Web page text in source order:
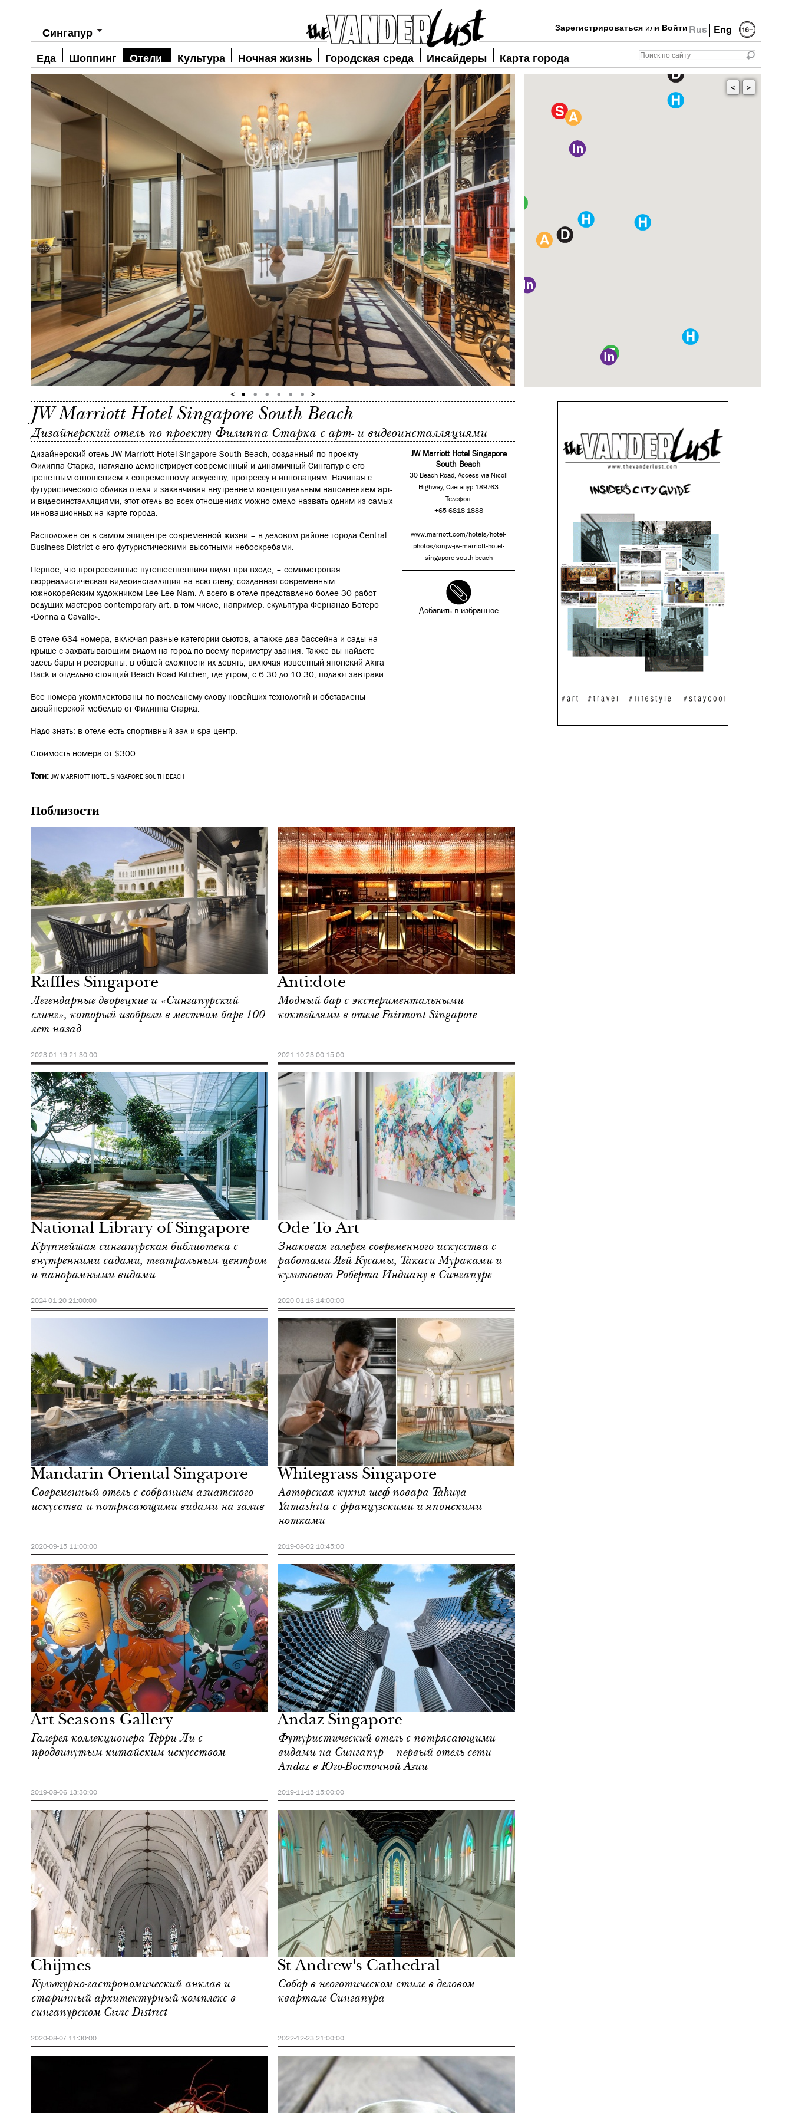
Rus Eng
Зарегистрироваться или Войти
Сингапур
Еда Шоппинг Отели Культура Ночная жизнь Городская среда Инсайдеры Карта города
< >
JW Marriott Hotel Singapore South Beach
Дизайнерский отель по проекту Филиппа Старка с арт- и видеоинсталляциями
JW Marriott Hotel Singapore
South Beach
30 Beach Road, Access via Nicoll
Highway, Сингапур 189763
Телефон:
+65 6818 1888
www.marriott.com/hotels/hotel-
photos/sinjw-jw-marriott-hotel-
singapore-south-beach
Добавить в избранное
Дизайнерский отель JW Marriott Hotel Singapore South Beach, созданный по проекту
Филиппа Старка, наглядно демонстрирует современный и динамичный Сингапур с его
трепетным отношением к современному искусству, прогрессу и инновациям. Начиная с
футуристического облика отеля и заканчивая внутреннем концептуальным наполнением арт-
и видеоинсталляциями, этот отель во всех отношениях можно смело назвать одним из самых
инновационных на карте города.
Расположен он в самом эпицентре современной жизни – в деловом районе города Central
Business District с его футуристическими высотными небоскребами.
Первое, что прогрессивные путешественники видят при входе, – семиметровая
сюрреалистическая видеоинсталляция на всю стену, созданная современным
южнокорейским художником Lee Lee Nam. А всего в отеле представлено более 30 работ
ведущих мастеров contemporary art, в том числе, например, скульптура Фернандо Ботеро
«Donna a Cavallo».
В отеле 634 номера, включая разные категории сьютов, а также два бассейна и сады на
крыше с захватывающим видом на город по всему периметру здания. Также вы найдете
здесь бары и рестораны, в общей сложности их девять, включая известный японский Akira
Back и отдельно стоящий Beach Road Kitchen, где утром, с 6:30 до 10:30, подают завтраки.
Все номера укомплектованы по последнему слову новейших технологий и обставлены
дизайнерской мебелью от Филиппа Старка.
Надо знать: в отеле есть спортивный зал и spa центр.
Стоимость номера от $300.
Тэги: JW MARRIOTT HOTEL SINGAPORE SOUTH BEACH
Поблизости
Raffles Singapore
Легендарные дворецкие и «Сингапурский
слинг», который изобрели в местном баре 100
лет назад
2023-01-19 21:30:00
Ночная жизнь
Сингапур
Anti:dote
Модный бар с экспериментальными
коктейлями в отеле Fairmont Singapore
2021-10-23 00:15:00
National Library of Singapore
Крупнейшая сингапурская библиотека с
внутренними садами, театральным центром
и панорамными видами
2024-01-20 21:00:00
Культура
Сингапур
Ode To Art
Знаковая галерея современного искусства с
работами Яей Кусамы, Такаси Мураками и
культового Роберта Индиану в Сингапуре
2020-01-16 14:00:00
Mandarin Oriental Singapore
Современный отель с собранием азиатского
искусства и потрясающими видами на залив
2020-09-15 11:00:00
Еда
Сингапур
Whitegrass Singapore
Авторская кухня шеф-повара Takuya
Yamashita с французскими и японскими
нотками
2019-08-02 10:45:00
Art Seasons Gallery
Галерея коллекционера Терри Ли с
продвинутым китайским искусством
2019-08-06 13:30:00
Отели
Сингапур
Andaz Singapore
Футуристический отель с потрясающими
видами на Сингапур – первый отель сети
Andaz в Юго-Восточной Азии
2019-11-15 15:00:00
Chijmes
Культурно-гастрономический анклав и
старинный архитектурный комплекс в
сингапурском Civic District
2020-08-07 11:30:00
Городская среда
Сингапур
St Andrew's Cathedral
Собор в неоготическом стиле в деловом
квартале Сингапура
2022-12-23 21:00:00